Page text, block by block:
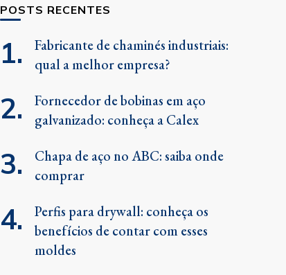
POSTS RECENTES
Fabricante de chaminés industriais:
qual a melhor empresa?
Fornecedor de bobinas em aço
galvanizado: conheça a Calex
Chapa de aço no ABC: saiba onde
comprar
Perfis para drywall: conheça os
benefícios de contar com esses
moldes